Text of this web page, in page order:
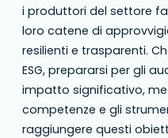
i produttori del settore
loro catene di
resilienti e trasparenti.
ESG, prepararsi per gli
impatto significativo,
competenze e gli
raggiungere questi